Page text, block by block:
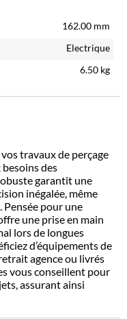
162.00 mm
Electrique
6.50 kg
travaux de perçage
des
garantit une
inégalée, même
Pensée pour une
une prise en main
lors de longues
d’équipements de
agence ou livrés
vous conseillent pour
assurant ainsi